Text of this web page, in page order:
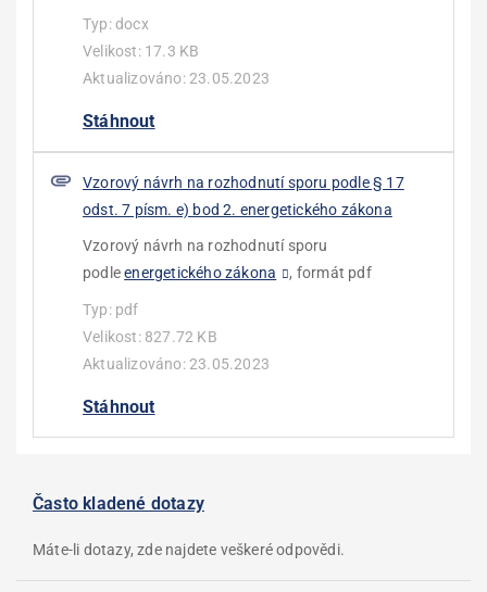
Typ:docx
Velikost: 17.3 KB
Aktualizováno:23.05.2023
Stáhnout
Vzorový návrh na rozhodnutí sporu podle § 17
odst. 7 písm. e) bod 2. energetického zákona
Vzorový návrh na rozhodnutí sporu
podleenergetického zákona , formát pdf
Typ: pdf
Velikost: 827.72 KB
Aktualizováno:23.05.2023
Stáhnout
Často kladené dotazy
Máte-li dotazy, zde najdete veškeré odpovědi.